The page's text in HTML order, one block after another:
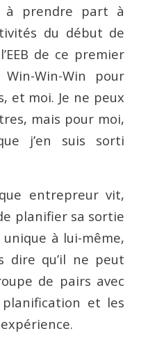
à prendre part à
du début de
de ce premier
Win-Win pour
et moi. Je ne peux
mais pour moi,
j’en suis sorti
entrepreur vit,
planifier sa sortie
à lui-même,
dire qu’il ne peut
de pairs avec
et les